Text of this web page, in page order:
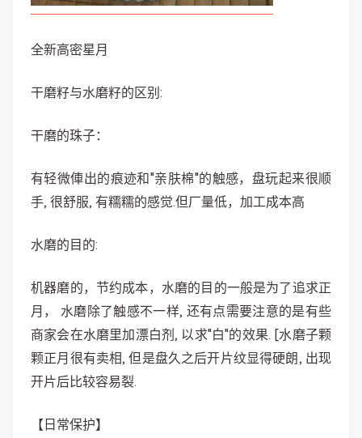
全新高密星月
干磨籽与水磨籽的区别:
干磨的珠子：
有轻微俥出的痕迹和"亲肤棉"的触感，盘玩起来很顺
手, 很舒服, 有糯糯的感觉.但厂量低，加工成本高
水磨的目的:
机器磨的，节约成本，水磨的目的一般是为了追求正
月， 水磨除了触感不一样, 还有点需要注意的是有些
商家会在水磨里加漂白剂, 以求"白"的效果. [水磨子颗
颗正月很有卖相, 但是盘久之后开片纹显得硬朗, 出现
开片后比较容易裂.
【日常保护】